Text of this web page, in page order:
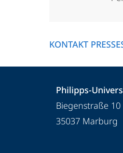
KONTAKT
Informationen
Philipps-
Universität
Marburg
Philipps-
Biegenstraße 10
35037 Marburg